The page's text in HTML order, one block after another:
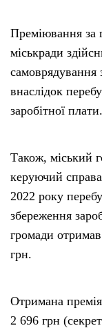
Преміювання за
міськради
самоврядування
внаслідок
заробітної плати.
Також, міський
керуючий
2022 року
збереження
громади
грн.
Отримана
2 696 грн